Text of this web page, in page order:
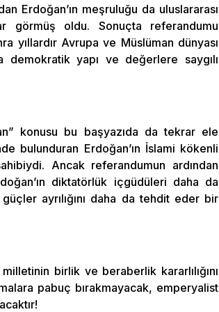
Erdoğan’ın meşruluğu da uluslararası
görmüş oldu. Sonuçta referandumu
yıllardır Avrupa ve Müslüman dünyası
yapı ve değerlere saygılı
konusu bu başyazıda da tekrar ele
bulunduran Erdoğan’ın İslami kökenli
Ancak referandumun ardından
diktatörlük içgüdüleri daha da
ayrılığını daha da tehdit eder bir
birlik ve beraberlik kararlılığını
pabuç bırakmayacak, emperyalist